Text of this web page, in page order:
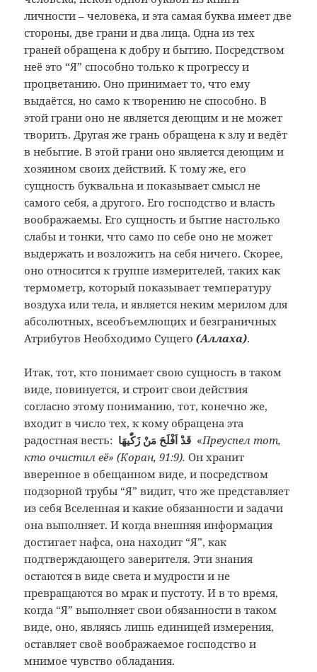
личности – человека, и эта самая буква имеет две
стороны, две грани и два лица. Одна из тех
граней обращена к добру и бытию. Посредством
неё это “Я” способно только к прогрессу и
процветанию. Оно принимает то, что ему
выдаётся, но само к творению не способно. В
этой грани оно не является деющим и не может
творить. Другая же грань обращена к злу и ведёт
в небытие. В этой грани оно является деющим и
хозяином своих действий. К тому же, его
сущность буквальна и показывает смысл не
самого себя, а другого. Его господство и власть
воображаемы. Его сущность и бытие настолько
слабы и тонки, что само по себе оно не может
выдержать и возложить на себя ничего. Скорее,
оно относится к группе измерителей, таких как
термометр, который показывает температуру
воздуха или тела, и является неким мерилом для
абсолютных, всеобъемлющих и безграничных
Атрибутов Необходимо Сущего(Аллаха).
Итак, тот, кто понимает свою сущность в таком
виде, повинуется, и строит свои действия
согласно этому пониманию, тот, конечно же,
входит в число тех, к кому обращена эта
радостная весть: قَدْ اَفْلَحَ مَنْ زَكّٰيهَا «Преуспел тот,
кто очистил её» (Коран, 91:9).Он хранит
вверенное в обещанном виде, и посредством
подзорной трубы “Я” видит, что же представляет
из себя Вселенная и какие обязанности и задачи
она выполняет. И когда внешняя информация
достигает нафса, она находит “Я”, как
подтверждающего заверителя. Эти знания
остаются в виде света и мудрости и не
превращаются во мрак и пустоту. И в то время,
когда “Я” выполняет свои обязанности в таком
виде, оно, являясь лишь единицей измерения,
оставляет своё воображаемое господство и
мнимое чувство обладания.